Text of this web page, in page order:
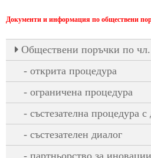
Документи и информация по обществени
Oбществени поръчки по
открита процедура
ограничена процедура
състезателна процедура с
състезателен диалог